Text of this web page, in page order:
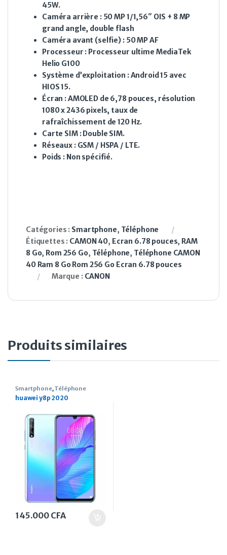
45W.
Caméra arrière : 50 MP 1/1,56″ OIS + 8 MP
grand angle, double flash
Caméra avant (selfie) : 50 MP AF
Processeur : Processeur ultime MediaTek
Helio G100
Système d’exploitation : Android 15 avec
HIOS 15.
Écran : AMOLED de 6,78 pouces, résolution
1080 x 2436 pixels, taux de
rafraîchissement de 120 Hz.
Carte SIM: Double SIM.
Réseaux : GSM / HSPA / LTE.
Poids : Non spécifié.
Catégories : Smartphone, Téléphone
Étiquettes : CAMON 40, Ecran 6.78 pouces, RAM
8 Go, Rom 256 Go, Téléphone, Téléphone CAMON
40 Ram 8 Go Rom 256 Go Ecran 6.78 pouces
Marque : CANON
Produits similaires
Smartphone,Téléphone
huawei y8p 2020
145.000 CFA